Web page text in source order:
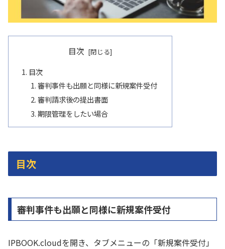
目次
目次
審判事件も出願と同様に新規案件受付
審判請求後の提出書面
期限管理をしたい場合
目次
審判事件も出願と同様に新規案件受付
IPBOOK.cloudを開き、タブメニューの「新規案件受付」